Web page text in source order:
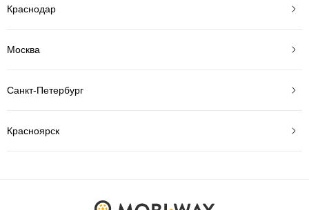
Краснодар
Москва
Санкт-Петербург
Красноярск